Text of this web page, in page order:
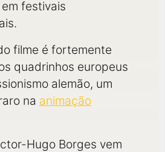
festivais
filme é fortemente
quadrinhos europeus
alemão, um
na animação
Hugo Borges vem